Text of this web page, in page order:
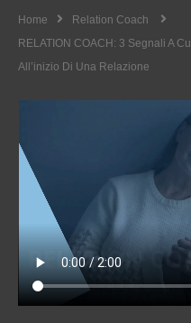
Home
Relation Coach
RELATION COACH: 3 Segnali A
All’inizio Di Una Relazione